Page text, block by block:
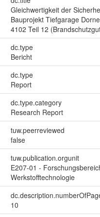
Gleichwertigkeit der
Bauprojekt Tiefgarage
4102 Teil 12
dc.type
Bericht
dc.type
Report
dc.type.category
Research Report
tuw.peerreviewed
false
tuw.publication.orgunit
E207-01 -
Werkstofftechnologie
10